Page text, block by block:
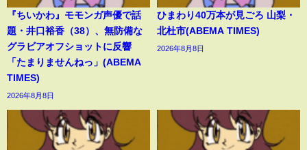
『ちいかわ』モモンガ声優で話
題・井口裕香（38）、無防備な
グラビアオフショットに反響
「たまりませんねっ」(ABEMA
TIMES)
2026年8月8日
ひまわり40万本が見ごろ 山梨・
北杜市(ABEMA TIMES)
2026年8月8日